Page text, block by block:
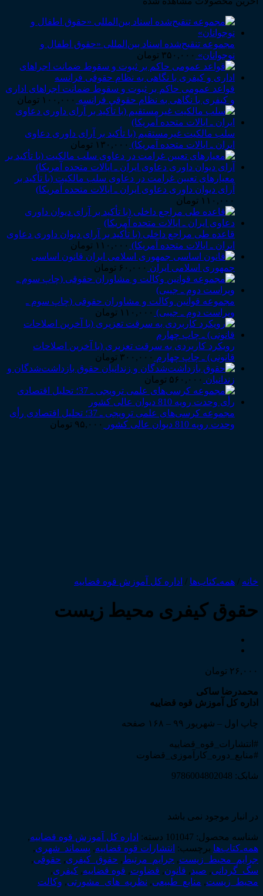
مجموعه تنقیح‌شده اسناد بین‌المللی «حقوق اطفال و
نوجوانان» ۳۵۰,۰۰۰ تومان
قواعد عمومی حاکم بر ثبوت و سقوط ضمانت اجراهای اداری
و کیفری با نگاهی به نظام حقوقی فرانسه ۱۰۰,۰۰۰ تومان
سلب مالکیت غیرمستقیم (با تأکید بر آرای داوری دعاوی
ایران ـ ایالات متحده آمریکا) ۱۳۰,۰۰۰ تومان
معیارهای تعیین غرامت در دعاوی سلب مالکیت (با تأکید بر
آرای دیوان داوری دعاوی ایران ـ ایالات متحده آمریکا)
۱۱۰,۰۰۰ تومان
قاعده طی مراجع داخلی (با تأکید بر آرای دیوان داوری دعاوی
ایران ـ ایالات متحده آمریکا) ۱۱۰,۰۰۰ تومان
قانون اساسی
جمهوری اسلامی ایران ۶۰,۰۰۰ تومان
مجموعه قوانین وکالت و مشاوران حقوقی (چاپ سوم ـ
ویراست دوم ـ جیبی) ۱۱۰,۰۰۰ تومان
رویکرد کاربردی به سرقت تعزیری (با آخرین اصلاحات
قانونی) ـ چاپ چهارم ۳۰۰,۰۰۰ تومان
حقوق بازداشت‌شدگان و
زندانیان ۵۶۰,۰۰۰ تومان
مجموعه کرسی‌های علمی ترویجی ـ 37؛ تحلیل اقتصادی رأی
وحدت رویه 810 دیوان عالی کشور
۹۵,۰۰۰ تومان
خانه / همه‌ـ‌کتاب‌ها / اداره کل آموزش قوه قضاییه
حقوق کیفری محیط زیست
۲۶,۰۰۰ تومان
محمدرضا ساکی
اداره کل آموزش قوه قضاییه
چاپ اول – شهریور ۹۹ – ۱۶۸ صفحه
#انتشارات_قوه_قضاییه
#منابع_دوره_کارآموزی_قضاوت
شابک: 9786004802048
در انبار موجود نمی باشد
شناسه محصول: 101047 دسته: اداره کل آموزش قوه قضاییه,
همه‌ـ‌کتاب‌ها برچسب: انتشارات قوه قضاییه, پسماند_شهری,
جرایم_محیط_زیست, جرایم_مرتبط, حقوق_کیفری, حقوقی,
سگ_گردانی, صید, قانون, قضاوت, قوه قضاییه, کیفری,
محیط_زیست, منابع_طبیعی, نظریه_های_مشورتی, وکالت